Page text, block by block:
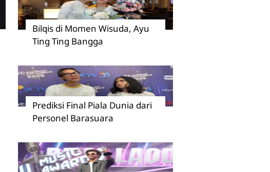
Bilqis di Momen Wisuda, Ayu
Ting Ting Bangga
Prediksi Final Piala Dunia dari
Personel Barasuara